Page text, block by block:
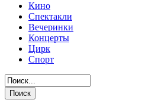
Кино
Спектакли
Вечеринки
Концерты
Цирк
Спорт